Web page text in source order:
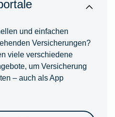
und einfachen
Versicherungen?
viele verschiedene
um Versicherung
– auch als App